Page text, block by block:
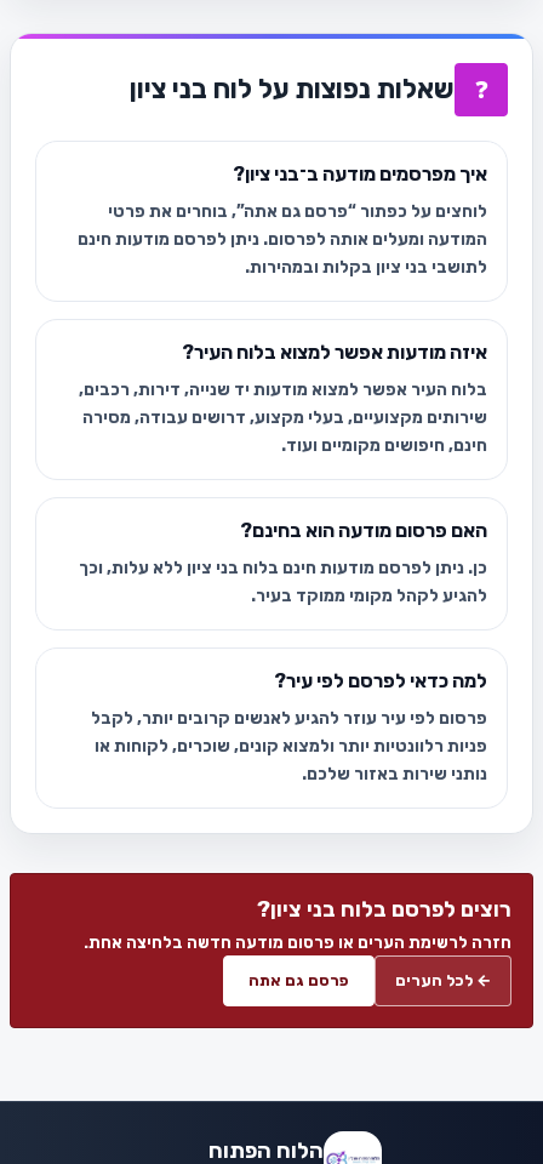
❓ שאלות נפוצות על לוח בני ציון
איך מפרסמים מודעה ב־בני ציון?
לוחצים על כפתור “פרסם גם אתה”, בוחרים את פרטי
המודעה ומעלים אותה לפרסום. ניתן לפרסם מודעות חינם
לתושבי בני ציון בקלות ובמהירות.
איזה מודעות אפשר למצוא בלוח העיר?
בלוח העיר אפשר למצוא מודעות יד שנייה, דירות, רכבים,
שירותים מקצועיים, בעלי מקצוע, דרושים עבודה, מסירה
חינם, חיפושים מקומיים ועוד.
האם פרסום מודעה הוא בחינם?
כן. ניתן לפרסם מודעות חינם בלוח בני ציון ללא עלות, וכך
להגיע לקהל מקומי ממוקד בעיר.
למה כדאי לפרסם לפי עיר?
פרסום לפי עיר עוזר להגיע לאנשים קרובים יותר, לקבל
פניות רלוונטיות יותר ולמצוא קונים, שוכרים, לקוחות או
נותני שירות באזור שלכם.
רוצים לפרסם בלוח בני ציון?
חזרה לרשימת הערים או פרסום מודעה חדשה בלחיצה אחת.
← לכל הערים פרסם גם אתה
הלוח הפתוח